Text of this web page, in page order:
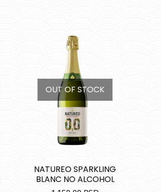
OUT OF STOCK
NATUREO SPARKLING
BLANC NO ALCOHOL